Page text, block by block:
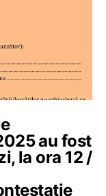
au fost
la ora 12 /